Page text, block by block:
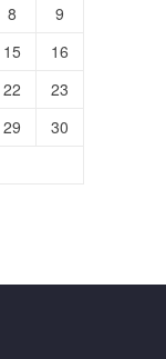
8
9
15
16
22
23
29
30